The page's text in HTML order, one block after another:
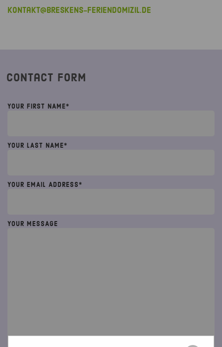
kontakt@breskens-feriendomizil.de
Contact Form
YOUR FIRST NAME*
YOUR LAST NAME*
YOUR EMAIL ADDRESS*
YOUR MESSAGE